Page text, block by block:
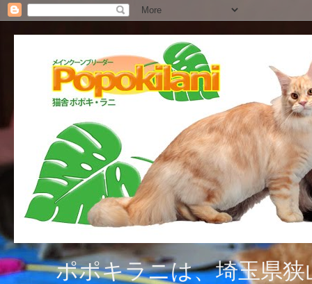
ポポキラニは、埼玉県